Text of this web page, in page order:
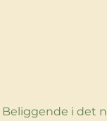
i det